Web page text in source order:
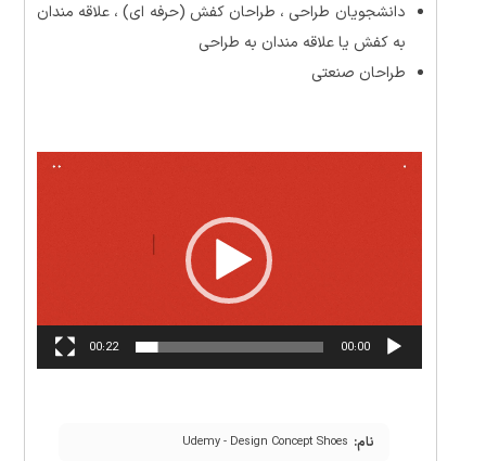
دانشجویان طراحی ، طراحان کفش (حرفه ای) ، علاقه مندان
به کفش یا علاقه مندان به طراحی
طراحان صنعتی
نمایشگر
00:00
00:22
نام: Udemy - Design Concept Shoes